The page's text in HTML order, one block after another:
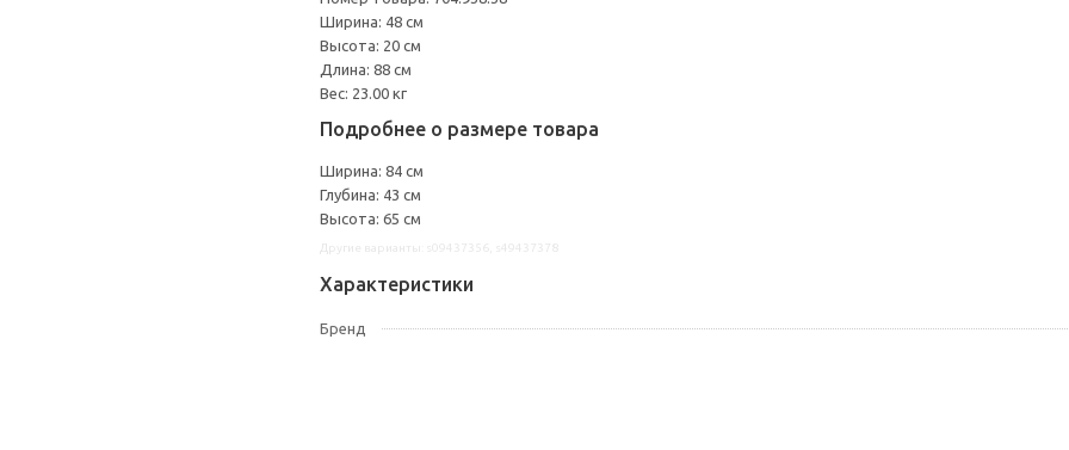
Ширина: 48 см
Высота: 20 см
Длина: 88 см
Вес: 23.00 кг
Подробнее о размере товара
Ширина: 84 см
Глубина: 43 см
Высота: 65 см
Характеристики
Бренд